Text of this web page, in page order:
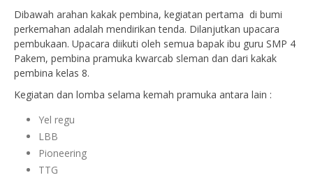
Dibawah arahan kakak pembina, kegiatan pertama di bumi
perkemahan adalah mendirikan tenda. Dilanjutkan upacara
pembukaan. Upacara diikuti oleh semua bapak ibu guru SMP 4
Pakem, pembina pramuka kwarcab sleman dan dari kakak
pembina kelas 8.
Kegiatan dan lomba selama kemah pramuka antara lain :
Yel regu
LBB
Pioneering
TTG